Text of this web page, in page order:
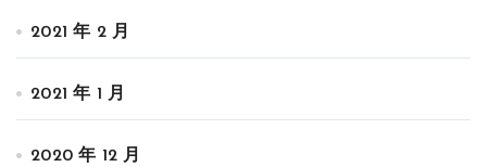
2021 年 2 月
2021 年 1 月
2020 年 12 月